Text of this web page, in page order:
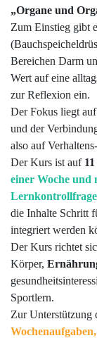
„Organe und
Zum Einstieg gibt
Bereichen Darm
Wert auf eine
zur Reflexion ein.
Der Fokus liegt
und der
also auf
Der Kurs ist auf11
einer Woche und
die Inhalte Schritt
integriert werden
Der Kurs richtet
Körper,
Sportlern.
Zur Unterstützung
Wochenaufgaben,